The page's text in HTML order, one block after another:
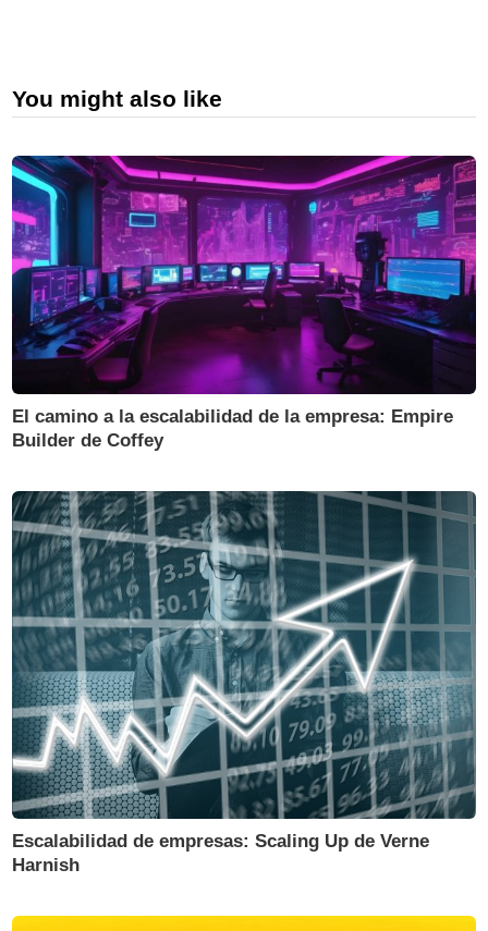
You might also like
El camino a la escalabilidad de la empresa: Empire
Builder de Coffey
Escalabilidad de empresas: Scaling Up de Verne
Harnish